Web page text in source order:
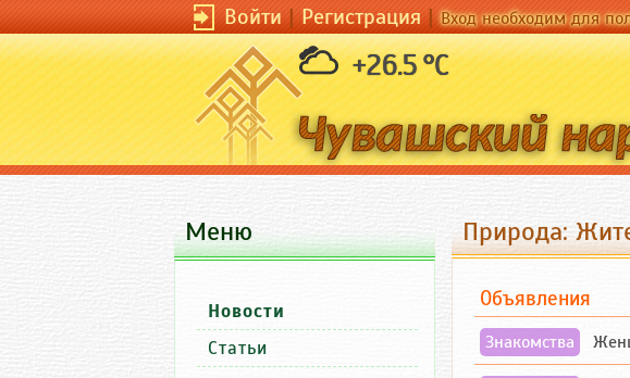
Войти|Регистрация|Вход необходим для
+26.5 °C
Природа:
Объявления
Знакомства
Меню
Новости
Статьи